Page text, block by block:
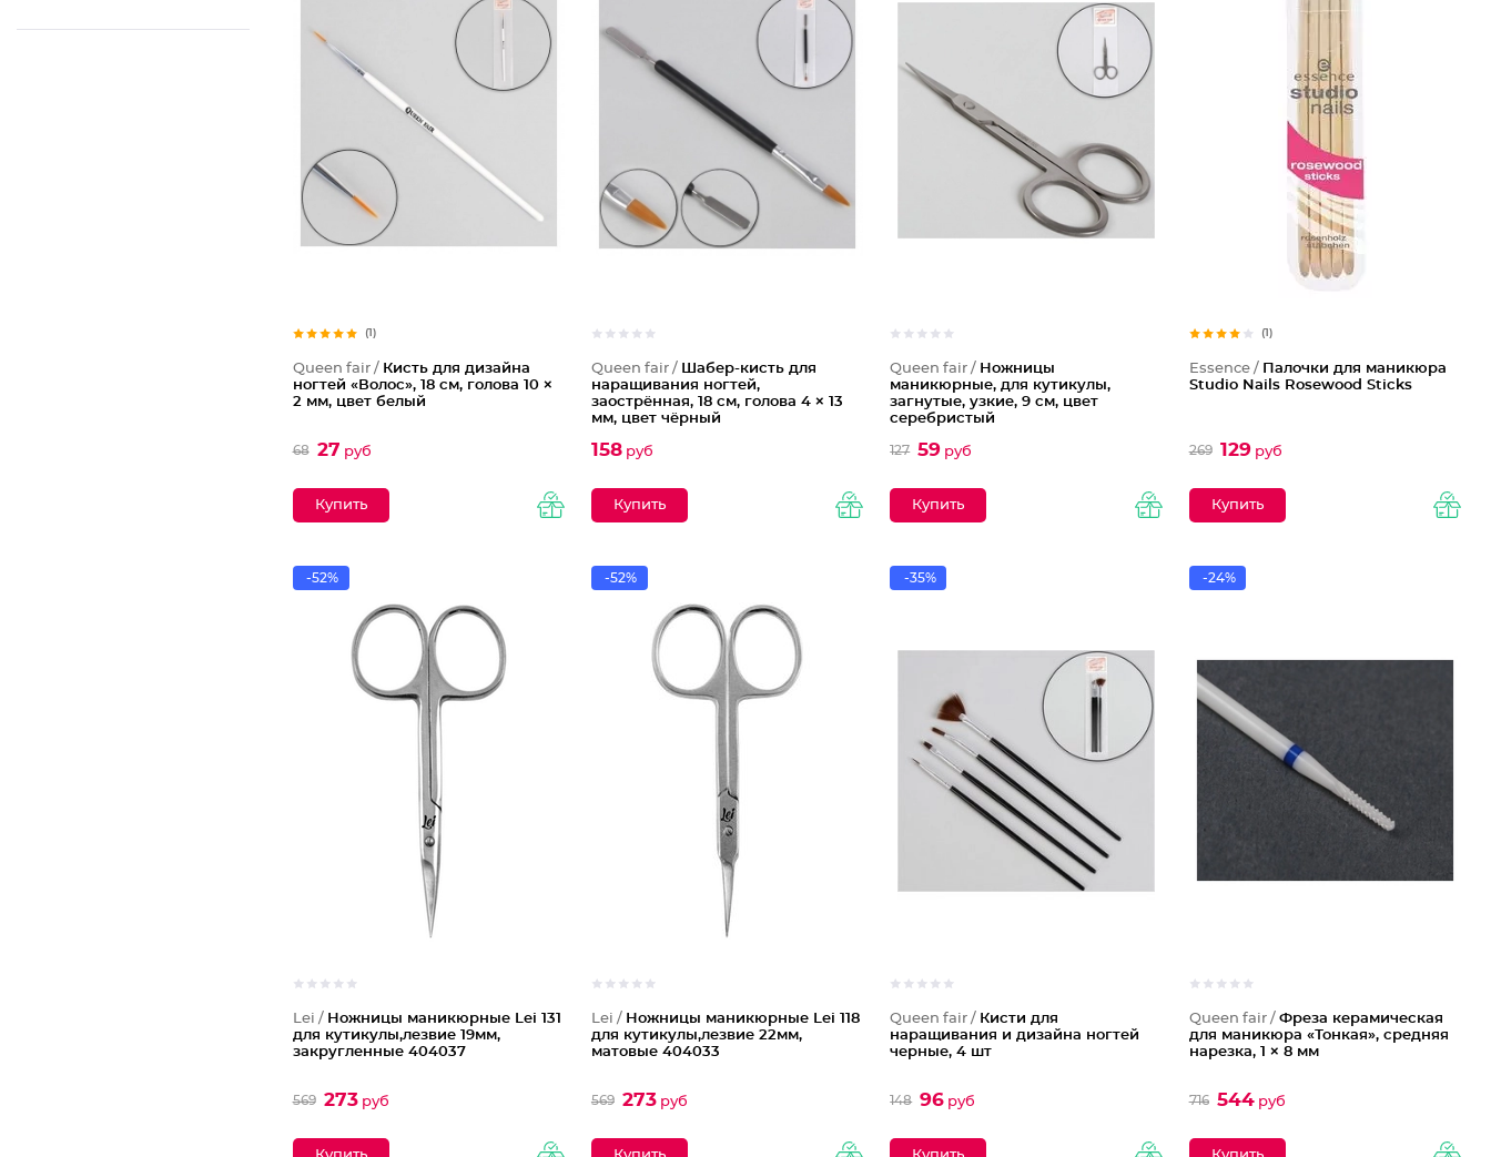
(1)
Queen fair / Кисть для дизайна
ногтей «Волос», 18 см, голова 10 ×
2 мм, цвет белый
68 27 руб
Queen fair / Шабер-кисть для
наращивания ногтей,
заострённая, 18 см, голова 4 × 13
мм, цвет чёрный
158руб
Queen fair / Ножницы
маникюрные, для кутикулы,
загнутые, узкие, 9 см, цвет
серебристый
127 59 руб
(1)
Essence /
Палочки для маникюра
Studio Nails Rosewood Sticks
269 129руб
-52%
Lei / Ножницы маникюрные Lei 131
для кутикулы,лезвие 19мм,
закругленные 404037
569 273руб
-52%
Lei / Ножницы маникюрные Lei 118
для кутикулы,лезвие 22мм,
матовые 404033
569 273руб
-35%
Queen fair / Кисти для
наращивания и дизайна ногтей
черные, 4 шт
148 96 руб
-24%
Queen fair / Фреза керамическая
для маникюра «Тонкая», средняя
нарезка, 1 × 8 мм
716 544руб